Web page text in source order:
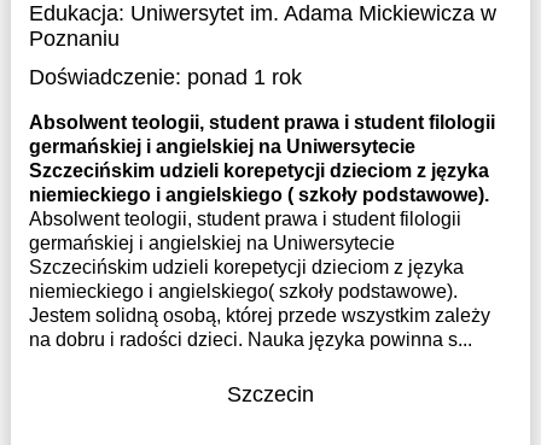
Edukacja: Uniwersytet im. Adama Mickiewicza w
Poznaniu
Doświadczenie: ponad 1 rok
Absolwent teologii, student prawa i student filologii
germańskiej i angielskiej na Uniwersytecie
Szczecińskim udzieli korepetycji dzieciom z języka
niemieckiego i angielskiego ( szkoły podstawowe).
Absolwent teologii, student prawa i student filologii
germańskiej i angielskiej na Uniwersytecie
Szczecińskim udzieli korepetycji dzieciom z języka
niemieckiego i angielskiego( szkoły podstawowe).
Jestem solidną osobą, której przede wszystkim zależy
na dobru i radości dzieci. Nauka języka powinna s...
Szczecin